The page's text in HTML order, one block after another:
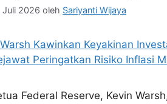
Juli 2026 oleh Sariyanti Wijaya
Federal Reserve, Kevin